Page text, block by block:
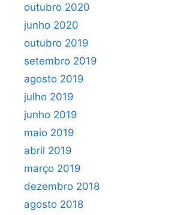
outubro 2020
junho 2020
outubro 2019
setembro 2019
agosto 2019
julho 2019
junho 2019
maio 2019
abril 2019
março 2019
dezembro 2018
agosto 2018